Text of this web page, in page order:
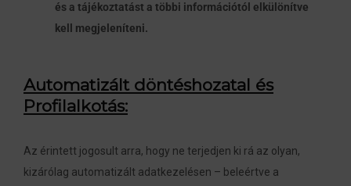
és a tájékoztatást a többi információtól elkülönítve
kell megjeleníteni.
Automatizált döntéshozatal és
Profilalkotás:
Az érintett jogosult arra, hogy ne terjedjen ki rá az olyan,
kizárólag automatizált adatkezelésen – beleértve a